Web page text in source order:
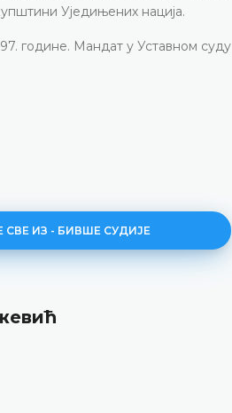
Уједињених нација.
године. Мандат у Уставном суду
СВЕ ИЗ - БИВШЕ СУДИЈЕ